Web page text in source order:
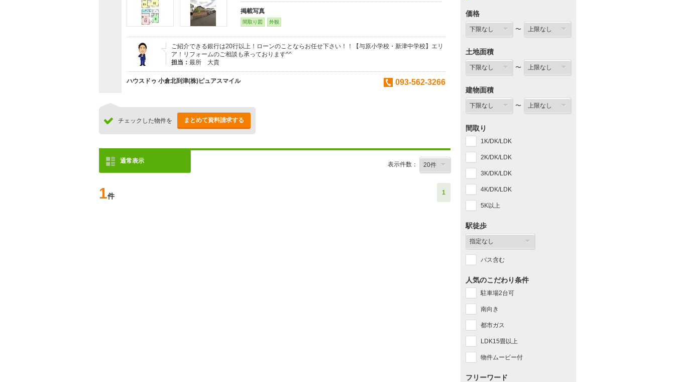
掲載写真
間取り図 外観
ご紹介できる銀行は20行以上！ローンのことならお任せ下さい！！【与原小学校・新津中学校】エリ
ア！リフォームのご相談も承っております^^
担当： 最所 大貴
ハウスドゥ 小倉北到津(株)ピュアスマイル 093-562-3266
チェックした物件を まとめて資料請求する
通常表示 表示件数：
1件 1
価格
〜
土地面積
〜
建物面積
〜
間取り
1K/DK/LDK
2K/DK/LDK
3K/DK/LDK
4K/DK/LDK
5K以上
駅徒歩
バス含む
人気のこだわり条件
駐車場2台可
南向き
都市ガス
LDK15畳以上
物件ムービー付
フリーワード